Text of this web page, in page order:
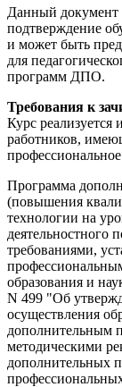
Данный
подтверждение
и может быть
для
программ ДПО.
Требования к
Курс реализуется
работников,
Программа
(повышения
технологии на
деятельностного
требованиями,
образования и
N 499 "Об
осуществления
дополнительным
методическими
дополнительных